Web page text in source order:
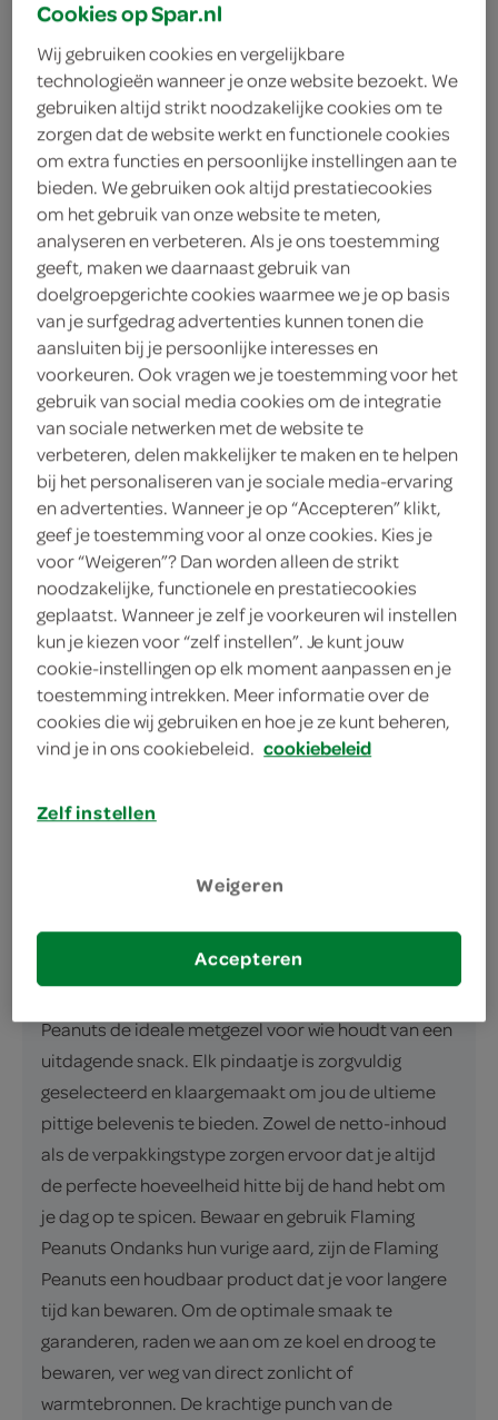
Hot-Chip
2.
19
70 Gram
Let op: aanbiedingen zijn niet zichtbaar bij de
producten, maar worden wél automatisch
verwerkt in de winkelmand.
Ontvlam je smaak met flaming peanuts in een handige
70g doos!
Pittige smaaksensatie
Handig verpakt doosje
Perfect voor de borrel
omschrijving
Op zoek naar een brandende sensatie die jouw
zijn hier om jouw snackervaring naar een vurig
niveau te tillen. Deze pinda's zijn niet zomaar een
knabbeltje; ze zijn een ware beleving verpakt in een
handzaam doosje van 70 gram. Met een naam die
Peanuts de ideale metgezel voor wie houdt van een
uitdagende snack. Elk pindaatje is zorgvuldig
geselecteerd en klaargemaakt om jou de ultieme
pittige belevenis te bieden. Zowel de netto-inhoud
als de verpakkingstype zorgen ervoor dat je altijd
de perfecte hoeveelheid hitte bij de hand hebt om
je dag op te spicen. Bewaar en gebruik Flaming
Peanuts Ondanks hun vurige aard, zijn de Flaming
Peanuts een houdbaar product dat je voor langere
tijd kan bewaren. Om de optimale smaak te
garanderen, raden we aan om ze koel en droog te
bewaren, ver weg van direct zonlicht of
warmtebronnen. De krachtige punch van de
Cookies op Spar.nl
Wij gebruiken cookies en vergelijkbare
technologieën wanneer je onze website bezoekt. We
gebruiken altijd strikt noodzakelijke cookies om te
zorgen dat de website werkt en functionele cookies
om extra functies en persoonlijke instellingen aan te
bieden. We gebruiken ook altijd prestatiecookies
om het gebruik van onze website te meten,
analyseren en verbeteren. Als je ons toestemming
geeft, maken we daarnaast gebruik van
doelgroepgerichte cookies waarmee we je op basis
van je surfgedrag advertenties kunnen tonen die
aansluiten bij je persoonlijke interesses en
voorkeuren. Ook vragen we je toestemming voor het
gebruik van social media cookies om de integratie
van sociale netwerken met de website te
verbeteren, delen makkelijker te maken en te helpen
bij het personaliseren van je sociale media-ervaring
en advertenties. Wanneer je op “Accepteren” klikt,
geef je toestemming voor al onze cookies. Kies je
voor “Weigeren”? Dan worden alleen de strikt
noodzakelijke, functionele en prestatiecookies
geplaatst. Wanneer je zelf je voorkeuren wil instellen
kun je kiezen voor “zelf instellen”. Je kunt jouw
cookie-instellingen op elk moment aanpassen en je
toestemming intrekken. Meer informatie over de
cookies die wij gebruiken en hoe je ze kunt beheren,
vind je in ons cookiebeleid. cookiebeleid
Zelf instellen
Weigeren
Accepteren